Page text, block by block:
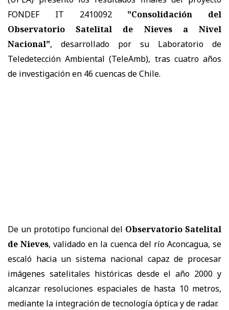
FONDEF IT 2410092
"Consolidación del
Observatorio Satelital de Nieves a Nivel
Nacional", desarrollado por su Laboratorio de
Teledetección Ambiental (TeleAmb), tras cuatro años
de investigación en 46 cuencas de Chile.
De un prototipo funcional del Observatorio Satelital
de Nieves, validado en la cuenca del río Aconcagua, se
escaló hacia un sistema nacional capaz de procesar
imágenes satelitales históricas desde el año 2000 y
alcanzar resoluciones espaciales de hasta 10 metros,
mediante la integración de tecnología óptica y de radar.